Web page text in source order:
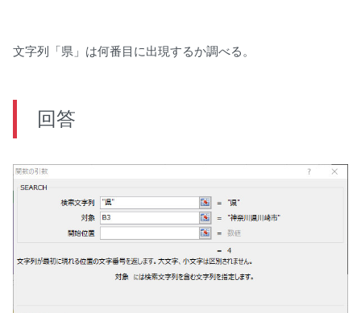
文字列「県」は何番目に出現するか調べる。
回答